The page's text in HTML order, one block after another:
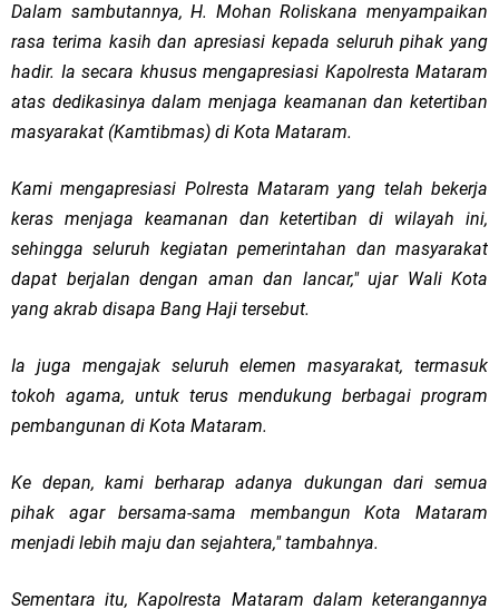
Dalam sambutannya, H. Mohan Roliskana menyampaikan
rasa terima kasih dan apresiasi kepada seluruh pihak yang
hadir. Ia secara khusus mengapresiasi Kapolresta Mataram
atas dedikasinya dalam menjaga keamanan dan ketertiban
masyarakat (Kamtibmas) di Kota Mataram.
Kami mengapresiasi Polresta Mataram yang telah bekerja
keras menjaga keamanan dan ketertiban di wilayah ini,
sehingga seluruh kegiatan pemerintahan dan masyarakat
dapat berjalan dengan aman dan lancar," ujar Wali Kota
yang akrab disapa Bang Haji tersebut.
Ia juga mengajak seluruh elemen masyarakat, termasuk
tokoh agama, untuk terus mendukung berbagai program
pembangunan di Kota Mataram.
Ke depan, kami berharap adanya dukungan dari semua
pihak agar bersama-sama membangun Kota Mataram
menjadi lebih maju dan sejahtera," tambahnya.
Sementara itu, Kapolresta Mataram dalam keterangannya